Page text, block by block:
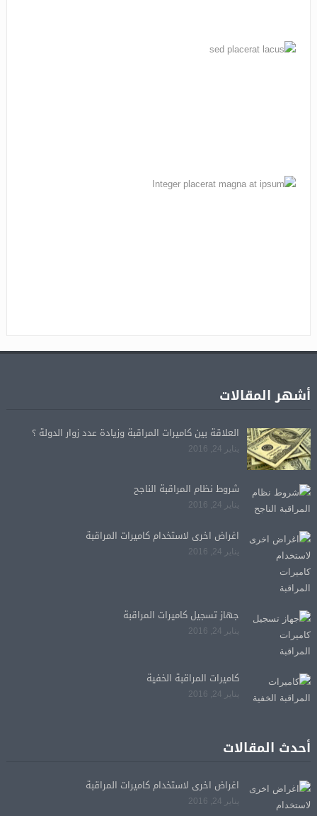
أشهر المقالات
العلاقة بين كاميرات المراقبة وزيادة عدد زوار الدولة ؟
يناير 24, 2016
شروط نظام المراقبة الناجح
يناير 24, 2016
اغراض اخرى لاستخدام كاميرات المراقبة
يناير 24, 2016
جهاز تسجيل كاميرات المراقبة
يناير 24, 2016
كاميرات المراقبة الخفية
يناير 24, 2016
أحدث المقالات
اغراض اخرى لاستخدام كاميرات المراقبة
يناير 24, 2016